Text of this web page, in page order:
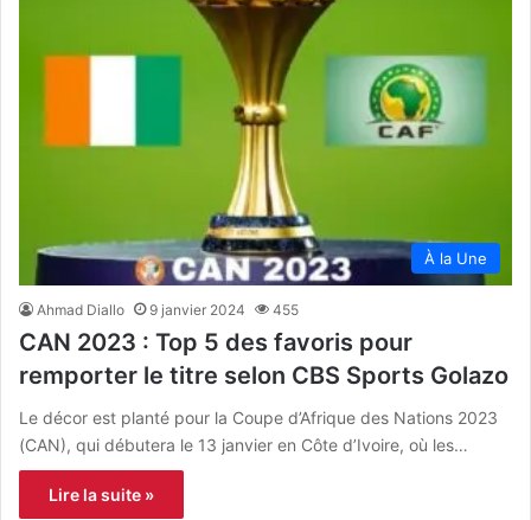
À la Une
Ahmad Diallo 9 janvier 2024 455
CAN 2023 : Top 5 des favoris pour
remporter le titre selon CBS Sports Golazo
Le décor est planté pour la Coupe d’Afrique des Nations 2023
(CAN), qui débutera le 13 janvier en Côte d’Ivoire, où les…
Lire la suite »